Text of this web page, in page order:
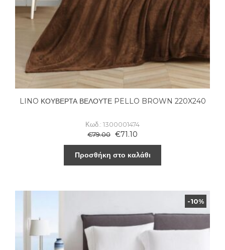
LINO ΚΟΥΒΕΡΤΑ ΒΕΛΟΥΤΕ PELLO BROWN 220X240
Κωδ.: 1300001474
€79.00 €71.10
Προσθήκη στο καλάθι
-10%